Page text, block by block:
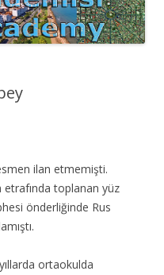
ilan etmemişti.
etrafında toplanan yüz
önderliğinde Rus
ortaokulda